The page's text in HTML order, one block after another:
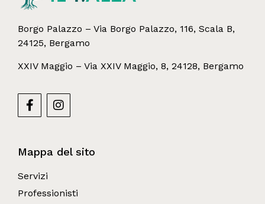
Borgo Palazzo – Via Borgo Palazzo, 116, Scala B,
24125, Bergamo
XXIV Maggio – Via XXIV Maggio, 8, 24128, Bergamo
Mappa del sito
Servizi
Professionisti